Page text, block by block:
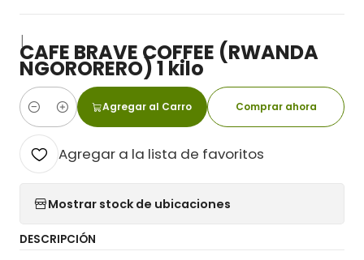
|CAFE BRAVE COFFEE (RWANDA
NGORORERO) 1 kilo
Cantidad
Agregar al Carro Comprar ahora
Agregar a la lista de favoritos
Mostrar stock de ubicaciones
DESCRIPCIÓN